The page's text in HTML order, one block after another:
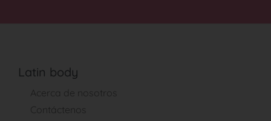
Latin body
Acerca de nosotros
Contáctenos